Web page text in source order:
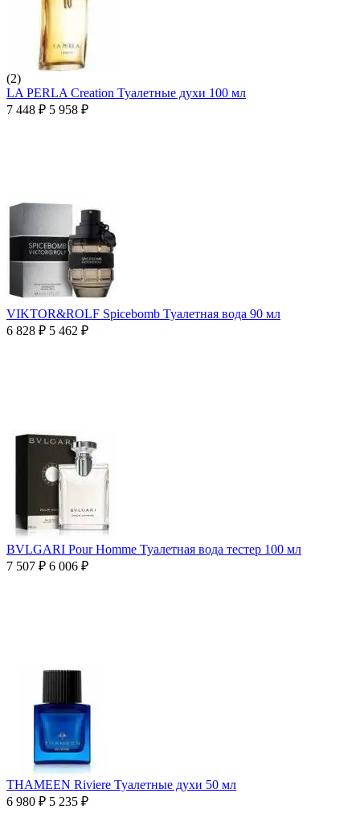
(2)
LA PERLA Creation Туалетные духи 100 мл
7 448 ₽ 5 958 ₽
VIKTOR&ROLF Spicebomb Туалетная вода 90 мл
6 828 ₽ 5 462 ₽
BVLGARI Pour Homme Туалетная вода тестер 100 мл
7 507 ₽ 6 006 ₽
THAMEEN Riviere Туалетные духи 50 мл
6 980 ₽ 5 235 ₽